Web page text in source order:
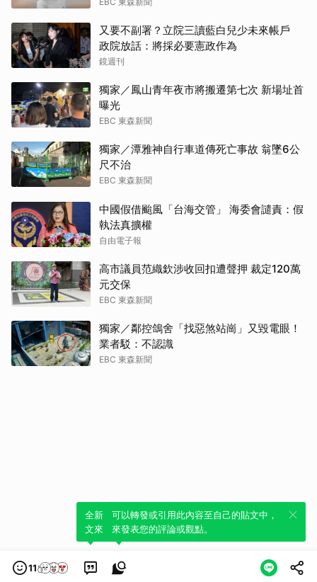
又要不副署？立院三讀藍白兒少未來帳戶
政院放話：將採必要憲政作為
鏡週刊
獨家／鳳山青年夜市將搬遷第七次 新場址首
曝光
EBC 東森新聞
獨家／潭雅神自行車道傳死亡事故 翁墜6公
尺不治
EBC 東森新聞
中國假借颱風「台海交管」 海委會譴責：假
執法真擴權
自由電子報
高市議員范織欽涉收回扣遭聲押 裁定120萬
元交保
EBC 東森新聞
獨家／鄰控鴿舍「找惡煞站崗」又毀電眼！
業者駁：不認識
EBC 東森新聞
11
全新體驗！一鍵引用此內容，透過發布貼
文來輕鬆表達個人立場。
可以轉發或引用此內容至自己的貼文中，
來發表您的評論或觀點。